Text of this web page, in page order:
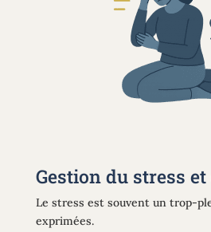
Gestion du stress
Le stress est souvent un trop-
exprimées.